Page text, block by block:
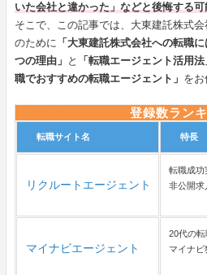
いた会社と違かった」などと後悔する
そこで、この記事では、大東建託株式
のために 「大東建託株式会社への転職
つの理由」 と 「転職エージェント活用法
職でおすすめの転職エージェント」 をお
登録数ラン
転職サイト名 特長
リクルートエージェント
転職成功
非公開求
マイナビエージェント
20代の転
マイナビ